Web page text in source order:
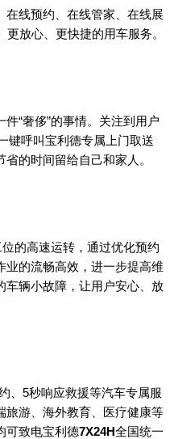
线预约、在线管家、在线展
放心、更快捷的用车服务。
“奢侈”的事情。关注到用户
键呼叫宝利德专属上门取送
的时间留给自己和家人。
的高速运转，通过优化预约
的流畅高效，进一步提高维
车辆小故障，让用户安心、放
、5秒响应救援等汽车专属服
旅游、海外教育、医疗健康等
可致电宝利德7X24H全国统一